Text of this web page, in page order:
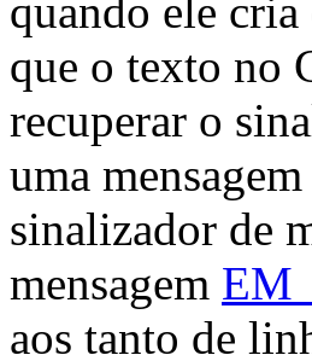
quando ele
que o texto no
recuperar o
uma mensagem
sinalizador de
mensagem
aos tanto de